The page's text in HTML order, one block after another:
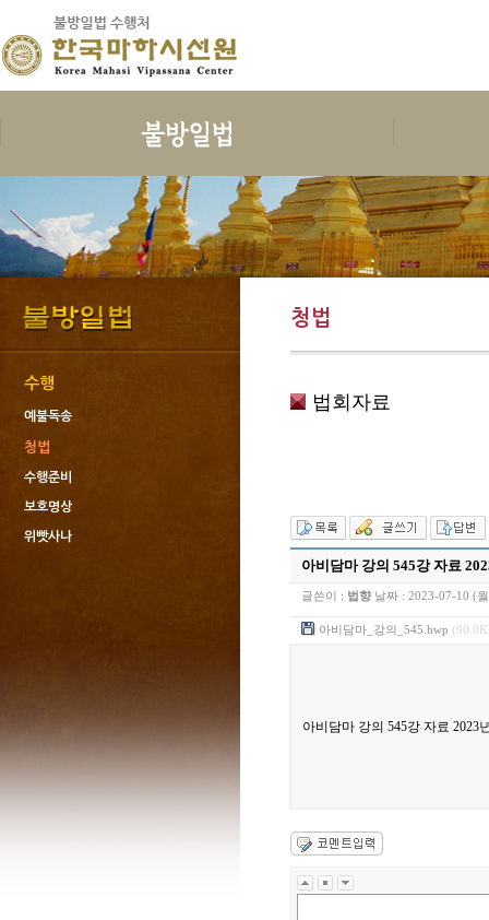
보시의 정의
보시의 이익
보시의 대상
보시의 청정
보시관련법문
지계
삼귀의
삼보공덕
불자예절
수행
예불독송
청법
보호명상
위빳사나
한국마하
인사말
연혁
오시는 길
수행
예불독송
청법
수행준비
보호명상
위빳사나
청법
법회자료
아비담마 강의 545강 자료
글쓴이 : 법향 날짜 : 2023-07-10 (
아비담마_강의_545.hwp
아비담마 강의 545강 자료 2023